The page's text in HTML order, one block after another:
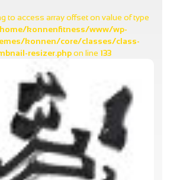
to access array offset on value of type
konnenfitness/www/wp-
konnen/core/classes/class-
resizer.phpon line 133